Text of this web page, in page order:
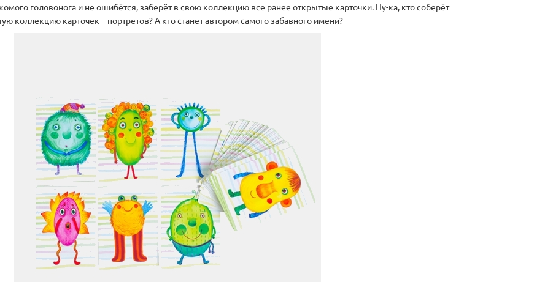
головонога и не ошибётся, заберёт в свою коллекцию все ранее открытые карточки. Ну-ка, кто соберёт
коллекцию карточек – портретов? А кто станет автором самого забавного имени?